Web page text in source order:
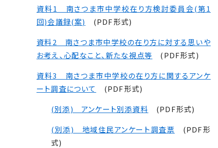
資料1 南さつま市中学校在り方検討委員会(第1
回)会議録(案)
(PDF形式)
資料2 南さつま市中学校の在り方に対する思いや
お考え、心配なこと、新たな視点等 (PDF形式)
資料3 南さつま市中学校の在り方に関するアンケ
ート調査について
(PDF形式)
(別添) アンケート別添資料 (PDF形式)
(別添) 地域住民アンケート調査票 (PDF形
式)